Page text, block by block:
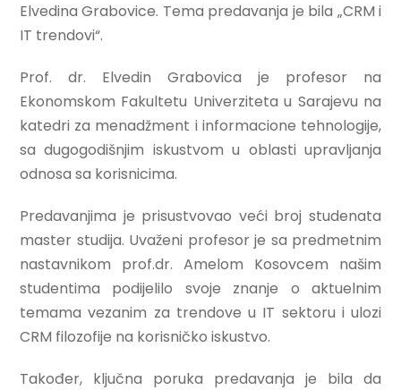
Elvedina Grabovice. Tema predavanja je bila „CRM i
IT trendovi“.
Prof. dr. Elvedin Grabovica je profesor na
Ekonomskom Fakultetu Univerziteta u Sarajevu na
katedri za menadžment i informacione tehnologije,
sa dugogodišnjim iskustvom u oblasti upravljanja
odnosa sa korisnicima.
Predavanjima je prisustvovao veći broj studenata
master studija. Uvaženi profesor je sa predmetnim
nastavnikom prof.dr. Amelom Kosovcem našim
studentima podijelilo svoje znanje o aktuelnim
temama vezanim za trendove u IT sektoru i ulozi
CRM filozofije na korisničko iskustvo.
Također, ključna poruka predavanja je bila da